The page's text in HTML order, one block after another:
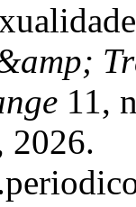
11,
2026.